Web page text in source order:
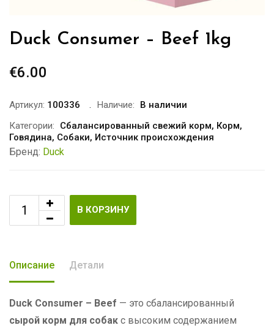
Duck Consumer – Beef 1kg
€6.00
Артикул: 100336 Наличие:
В наличии
Категории:
Сбалансированный свежий корм, Корм,
Говядина, Собаки, Источник происхождения
Бренд: Duck
В КОРЗИНУ
Описание Детали
Duck Consumer – Beef — это сбалансированный
сырой корм для собак с высоким содержанием